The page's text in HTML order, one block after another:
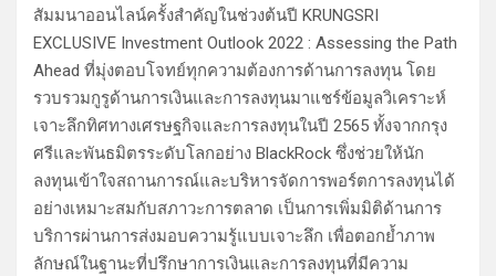
สัมมนาออนไลน์ครั้งสำคัญในช่วงต้นปี KRUNGSRI
EXCLUSIVE Investment Outlook 2022 : Assessing the Path
Ahead ที่มุ่งตอบโจทย์ทุกความต้องการด้านการลงทุน โดย
รวบรวมกูรูด้านการเงินและการลงทุนมาแชร์ข้อมูลวิเคราะห์
เจาะลึกทิศทางเศรษฐกิจและการลงทุนในปี 2565 ทั้งจากกรุง
ศรีและพันธมิตรระดับโลกอย่าง BlackRock ซึ่งช่วยให้นัก
ลงทุนเข้าใจสถานการณ์และบริหารจัดการพอร์ตการลงทุนได้
อย่างเหมาะสมกับสภาวะการตลาด เป็นการเพิ่มมิติด้านการ
บริการผ่านการส่งมอบความรู้แบบเจาะลึก เพื่อตอกย้ำภาพ
ลักษณ์ในฐานะที่ปรึกษาการเงินและการลงทุนที่มีความ